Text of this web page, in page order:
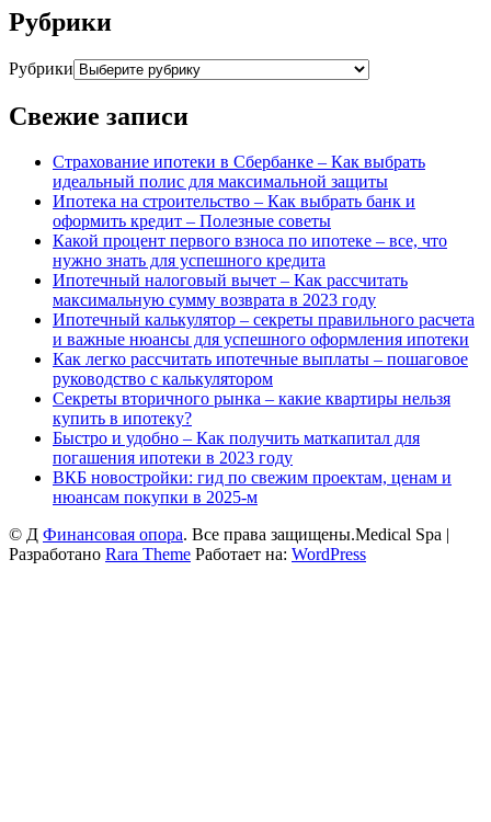
Рубрики
Рубрики
Свежие записи
Страхование ипотеки в Сбербанке – Как выбрать
идеальный полис для максимальной защиты
Ипотека на строительство – Как выбрать банк и
оформить кредит – Полезные советы
Какой процент первого взноса по ипотеке – все, что
нужно знать для успешного кредита
Ипотечный налоговый вычет – Как рассчитать
максимальную сумму возврата в 2023 году
Ипотечный калькулятор – секреты правильного расчета
и важные нюансы для успешного оформления ипотеки
Как легко рассчитать ипотечные выплаты – пошаговое
руководство с калькулятором
Секреты вторичного рынка – какие квартиры нельзя
купить в ипотеку?
Быстро и удобно – Как получить маткапитал для
погашения ипотеки в 2023 году
ВКБ новостройки: гид по свежим проектам, ценам и
нюансам покупки в 2025-м
© Д Финансовая опора. Все права защищены.Medical Spa |
Разработано Rara Theme Работает на: WordPress